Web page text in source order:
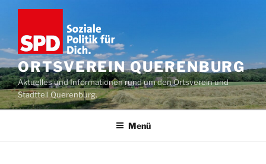
Zum
springen
ORTSVEREIN QUERENBURG
Aktuelles und Informationen rund um den Ortsverein und
Stadtteil Querenburg.
Menü